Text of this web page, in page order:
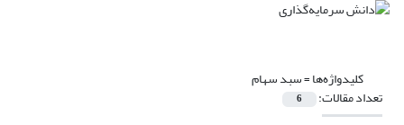
کلیدواژه‌ها =سبد سهام
تعداد مقالات: 6